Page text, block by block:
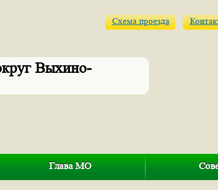
Выхино-
Схема проезда
Глава МО